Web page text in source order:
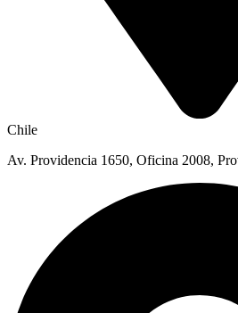
Chile
Av. Providencia 1650, Oficina 2008,